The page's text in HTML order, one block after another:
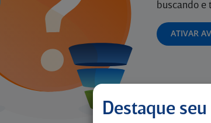
buscando e
ATIVAR
Destaque